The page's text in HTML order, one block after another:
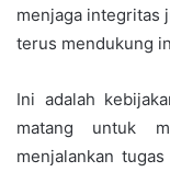
menjaga integritas
terus mendukung
Ini adalah
matang untuk
menjalankan